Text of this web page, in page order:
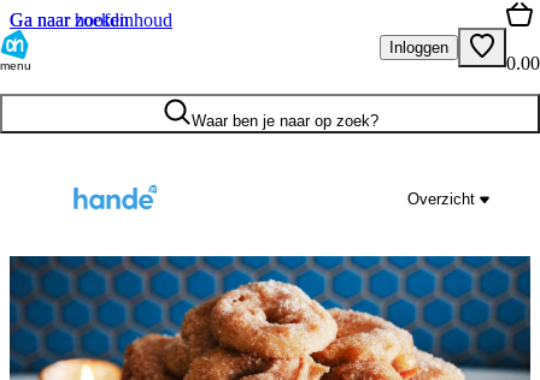
Ga naar hoofdinhoud
Ga naar zoeken
menu
Inloggen
0.00
Waar ben je naar op zoek?
Overzicht